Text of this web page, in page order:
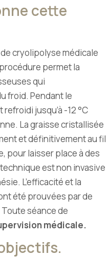
cette
cryolipolyse médicale
permet la
qui
froid. Pendant le
jusqu’à -12 °C
La graisse cristallisée
et définitivement au fil
pour laisser place à des
est non invasive
L’efficacité et la
été prouvées par de
séance de
médicale.